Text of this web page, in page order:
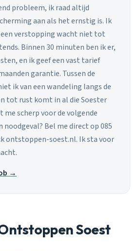
probleem, ik raad altijd
aan als het ernstig is. Ik
verstopping wacht niet tot
Binnen 30 minuten ben ik er,
en ik geef een vast tarief
garantie. Tussen de
ik van een wandeling langs de
tot rust komt in al die Soester
me scherp voor de volgende
noodgeval? Bel me direct op 085
ontstoppen-soest.nl. Ik sta voor
→
Soest